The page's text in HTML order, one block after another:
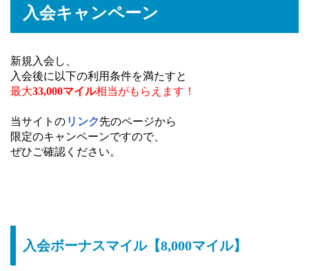
入会キャンペーン
新規入会し、
入会後に以下の利用条件を満たすと
最大33,000マイル相当がもらえます！
当サイトの リンク先のページから
限定のキャンペーンですので、
ぜひご確認ください。
入会ボーナスマイル【8,000マイル】